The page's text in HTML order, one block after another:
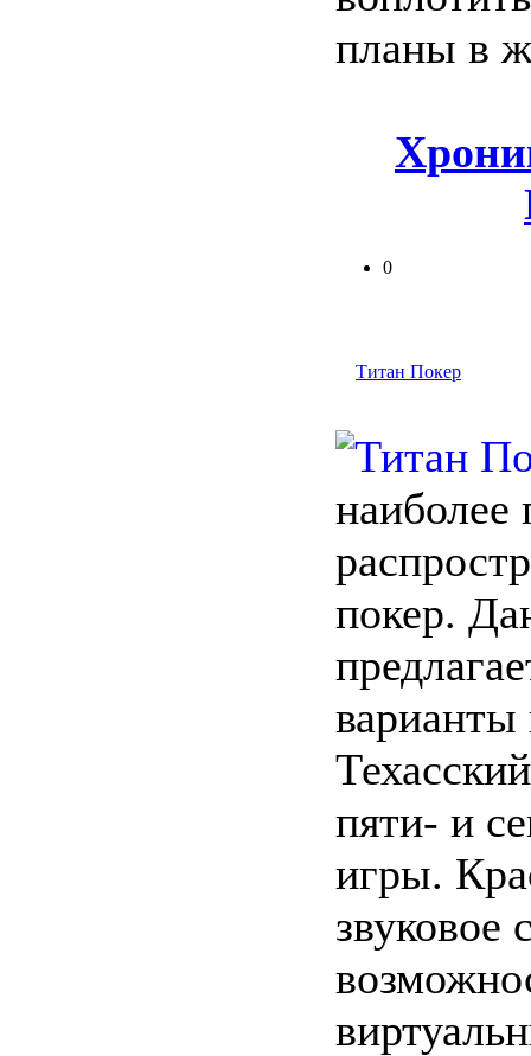
планы в
0
Титан Покер
наиболее
покер.
пяти- и
игры.
звуковое